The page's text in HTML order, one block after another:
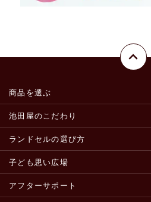
商品を選ぶ
池田屋のこだわり
ランドセルの選び方
子ども思い広場
アフターサポート